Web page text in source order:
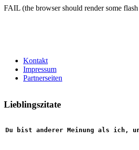
FAIL (the browser should render some
Kontakt
Impressum
Partnerseiten
Lieblingszitate
Du bist anderer Meinung als ich,